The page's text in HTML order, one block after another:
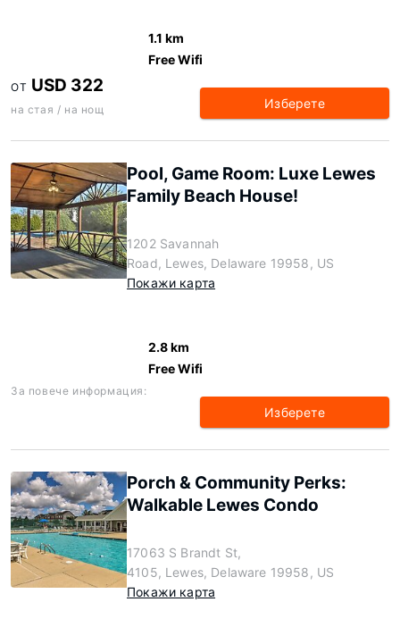
1.1 km
Free Wifi
ОТ USD 322
на стая / на нощ Изберете
Pool, Game Room: Luxe Lewes
Family Beach House!
1202 Savannah
Road, Lewes, Delaware 19958, US
Покажи карта
2.8 km
Free Wifi
За повече информация:
Изберете
Porch & Community Perks:
Walkable Lewes Condo
17063 S Brandt St,
4105, Lewes, Delaware 19958, US
Покажи карта